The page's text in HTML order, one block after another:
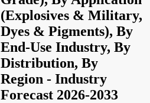
(Explosives & Military,
Dyes & Pigments), By
End-Use Industry, By
Distribution, By
Region - Industry
Forecast 2026-2033